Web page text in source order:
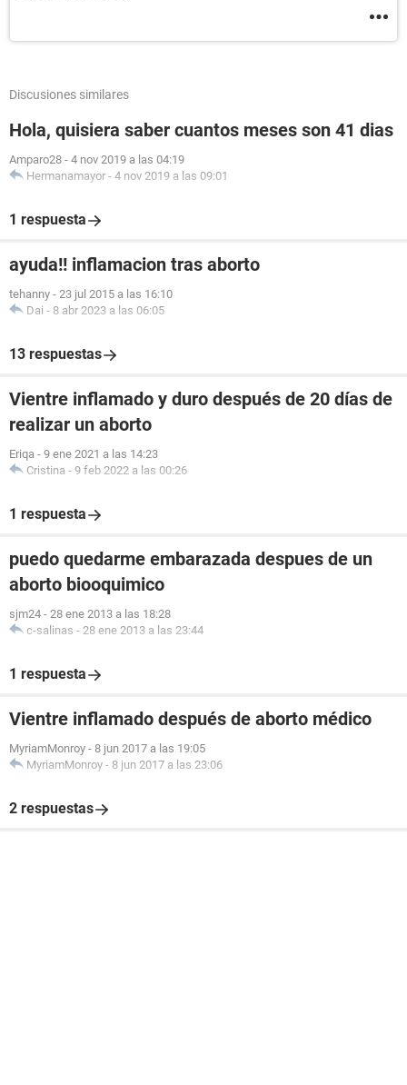
Discusiones similares
Hola, quisiera saber cuantos meses son 41 dias
Amparo28 - 4 nov 2019 a las 04:19
Hermanamayor - 4 nov 2019 a las 09:01
1 respuesta
ayuda!! inflamacion tras aborto
tehanny - 23 jul 2015 a las 16:10
Dai - 8 abr 2023 a las 06:05
13 respuestas
Vientre inflamado y duro después de 20 días de
realizar un aborto
Eriqa - 9 ene 2021 a las 14:23
Cristina - 9 feb 2022 a las 00:26
1 respuesta
puedo quedarme embarazada despues de un
aborto biooquimico
sjm24 - 28 ene 2013 a las 18:28
c-salinas - 28 ene 2013 a las 23:44
1 respuesta
Vientre inflamado después de aborto médico
MyriamMonroy - 8 jun 2017 a las 19:05
MyriamMonroy - 8 jun 2017 a las 23:06
2 respuestas